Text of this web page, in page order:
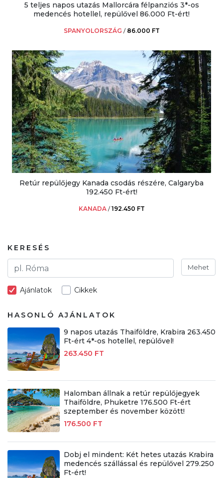
5 teljes napos utazás Mallorcára félpanziós 3*-os
medencés hotellel, repülővel 86.000 Ft-ért!
SPANYOLORSZÁG / 86.000 FT
Retúr repülőjegy Kanada csodás részére, Calgaryba
192.450 Ft-ért!
KANADA /192.450 FT
KERESÉS
Mehet
Ajánlatok Cikkek
HASONLÓ AJÁNLATOK
9 napos utazás Thaiföldre, Krabira 263.450
Ft-ért 4*-os hotellel, repülővel!
263.450 FT
Halomban állnak a retúr repülőjegyek
Thaiföldre, Phuketre 176.500 Ft-ért
szeptember és november között!
176.500 FT
Dobj el mindent: Két hetes utazás Krabira
medencés szállással és repülővel 279.250
Ft-ért!